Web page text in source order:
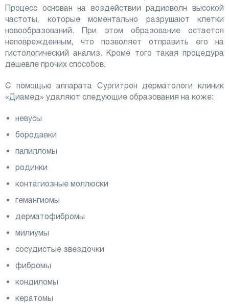
Процесс основан на воздействии радиоволн высокой
частоты, которые моментально разрушают клетки
новообразований. При этом образование остается
неповрежденным, что позволяет отправить его на
гистологический анализ. Кроме того такая процедура
дешевле прочих способов.
С помощью аппарата Сургитрон дерматологи клиник
«Диамед» удаляют следующие образования на коже:
невусы
бородавки
папилломы
родинки
контагиозные моллюски
гемангиомы
дерматофибромы
милиумы
сосудистые звездочки
фибромы
кондиломы
кератомы